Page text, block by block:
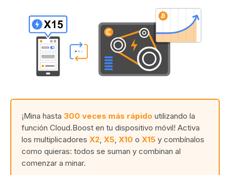
¡Mina hasta 300 veces más rápido utilizando la
función Cloud.Boost en tu dispositivo móvil! Activa
los multiplicadores X2 X5 X10 o X15 y combínalos
como quieras: todos se suman y combinan al
comenzar a minar.